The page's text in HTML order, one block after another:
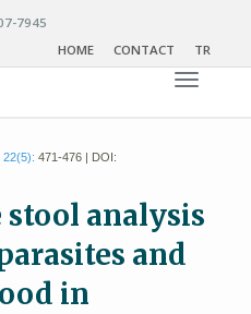
7945
HOME
CONTACT TR
Toggle
22(5): 471-476 | DOI:
analysis
and
in